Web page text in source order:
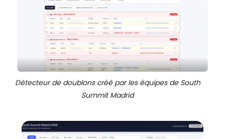
Détecteur de doublons créé par les équipes de South
Summit Madrid